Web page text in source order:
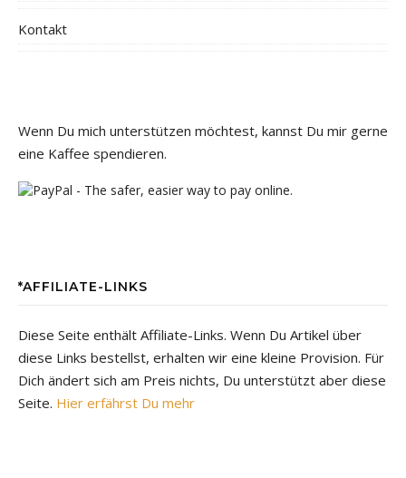
Kontakt
Wenn Du mich unterstützen möchtest, kannst Du mir gerne
eine Kaffee spendieren.
*AFFILIATE-LINKS
Diese Seite enthält Affiliate-Links. Wenn Du Artikel über
diese Links bestellst, erhalten wir eine kleine Provision. Für
Dich ändert sich am Preis nichts, Du unterstützt aber diese
Seite. Hier erfährst Du mehr